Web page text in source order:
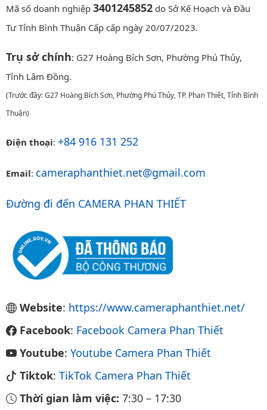
Mã số doanh nghiệp 3401245852 do Sở Kế Hoạch và Đầu
Tư Tỉnh Bình Thuận Cấp cấp ngày 20/07/2023.
Trụ sở chính: G27 Hoàng Bích Sơn, Phường Phú Thủy,
Tỉnh Lâm Đồng.
(Trước đây: G27 Hoàng Bích Sơn, Phường Phú Thủy, TP. Phan Thiết, Tỉnh Bình
Thuận)
Điện thoại: +84 916 131 252
Email: cameraphanthiet.net@gmail.com
Đường đi đến CAMERA PHAN THIẾT
Website: https://www.cameraphanthiet.net/
Facebook: Facebook Camera Phan Thiết
Youtube: Youtube Camera Phan Thiết
Tiktok: TikTok Camera Phan Thiết
Thời gian làm việc: 7:30 – 17:30